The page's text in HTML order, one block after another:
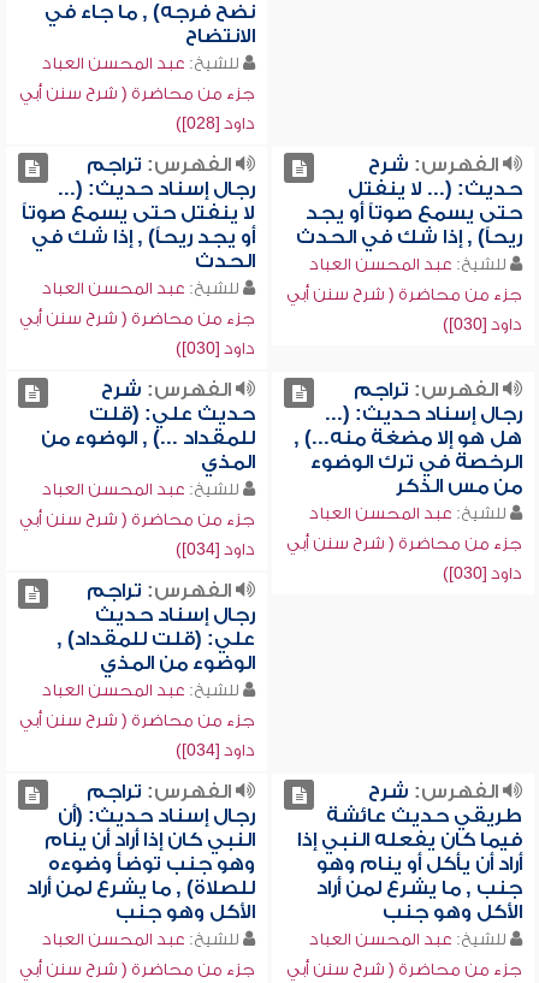
نضح فرجه) , ما جاء في
الانتضاح
للشيخ: عبد المحسن العباد
جزء من محاضرة ( شرح سنن أبي
داود [028])
الفهرس: شرح
حديث: (... لا ينفتل
حتى يسمع صوتاً أو يجد
ريحاً) , إذا شك في الحدث
للشيخ: عبد المحسن العباد
جزء من محاضرة ( شرح سنن أبي
داود [030])
الفهرس: تراجم
رجال إسناد حديث: (...
لا ينفتل حتى يسمع صوتاً
أو يجد ريحاً) , إذا شك في
الحدث
للشيخ: عبد المحسن العباد
جزء من محاضرة ( شرح سنن أبي
داود [030])
الفهرس: تراجم
رجال إسناد حديث: (...
هل هو إلا مضغة منه...) ,
الرخصة في ترك الوضوء
من مس الذكر
للشيخ: عبد المحسن العباد
جزء من محاضرة ( شرح سنن أبي
داود [030])
الفهرس: شرح
حديث علي: (قلت
للمقداد ...) , الوضوء من
المذي
للشيخ: عبد المحسن العباد
جزء من محاضرة ( شرح سنن أبي
داود [034])
الفهرس: تراجم
رجال إسناد حديث
علي: (قلت للمقداد) ,
الوضوء من المذي
للشيخ: عبد المحسن العباد
جزء من محاضرة ( شرح سنن أبي
داود [034])
الفهرس: شرح
طريقي حديث عائشة
فيما كان يفعله النبي إذا
أراد أن يأكل أو ينام وهو
جنب , ما يشرع لمن أراد
الأكل وهو جنب
للشيخ: عبد المحسن العباد
جزء من محاضرة ( شرح سنن أبي
الفهرس: تراجم
رجال إسناد حديث: (أن
النبي كان إذا أراد أن ينام
وهو جنب توضأ وضوءه
للصلاة) , ما يشرع لمن أراد
الأكل وهو جنب
للشيخ: عبد المحسن العباد
جزء من محاضرة ( شرح سنن أبي